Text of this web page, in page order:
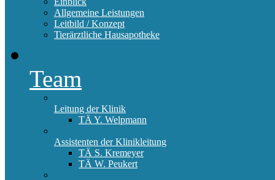
Allgemeine Leistungen
Leitbild / Konzept
Tierärztliche Hausapotheke
Team
Leitung der Klinik
TÄ Y. Welpmann
Assistenten der Klinikleitung
TÄ S. Kremeyer
TÄ W. Peukert